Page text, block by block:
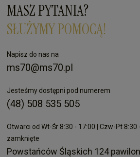
MASZ PYTANIA?
SŁUŻYMY POMOCĄ!
Napisz do nas na
ms70@ms70.pl
Jesteśmy dostępni pod numerem
(48) 508 535 505
Otwarci od Wt-Śr 8:30 - 17:00 | Czw-Pt 8:30
zamknięte
Powstańców Śląskich 124